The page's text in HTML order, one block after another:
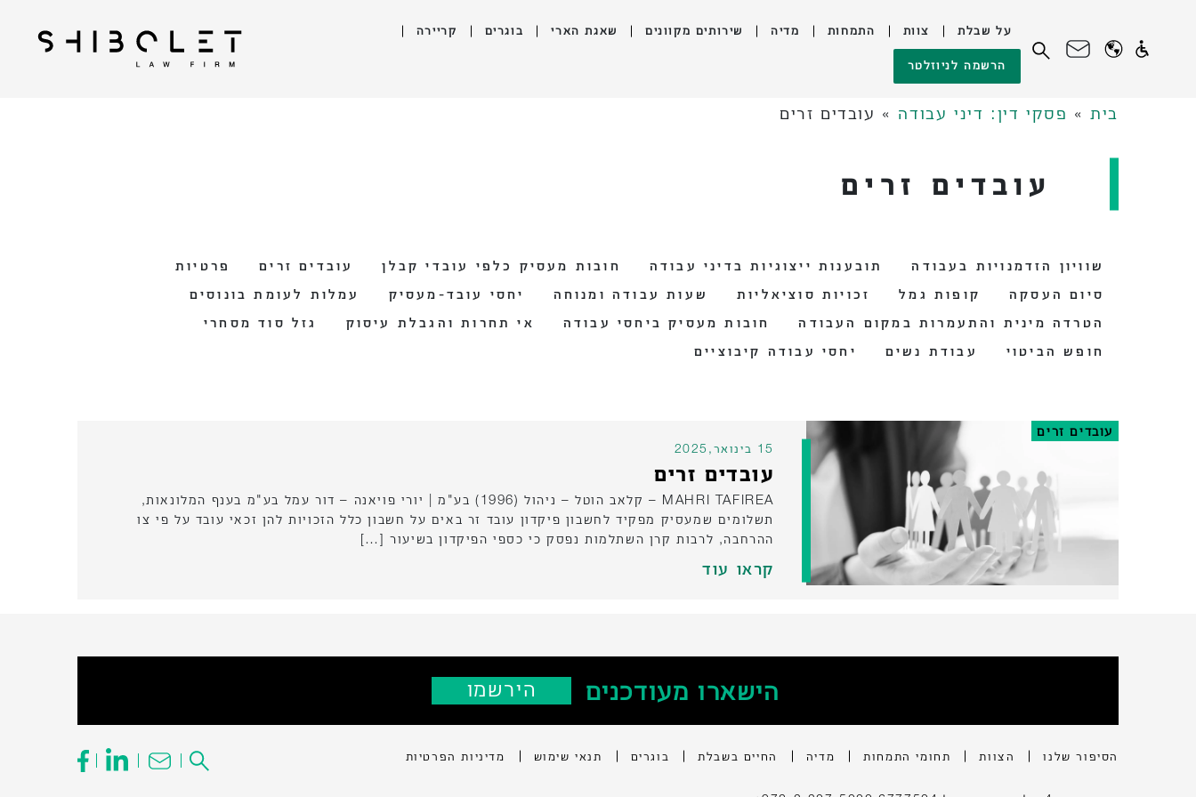
על שבלת צוות התמחות מדיה שירותים מקוונים שאגת הארי בוגרים קריירה
הרשמה לניוזלטר
בית» פסקי דין: דיני עבודה » עובדים זרים
עובדים זרים
שוויון הזדמנויות בעבודה תובענות ייצוגיות בדיני עבודה חובות מעסיק כלפי עובדי קבלן עובדים זרים
פרטיות
סיום העסקה
קופות גמל זכויות סוציאליות שעות עבודה ומנוחה יחסי עובד-מעסיק
עמלות לעומת בונוסים
הטרדה מינית והתעמרות במקום העבודה
חובות מעסיק ביחסי עבודה אי תחרות והגבלת עיסוק
גזל סוד מסחרי
חופש הביטוי
עבודת נשים יחסי עבודה קיבוציים
עובדים זרים
15 בינואר,2025
עובדים זרים
MAHRI TAFIREA – קלאב הוטל – ניהול (1996) בע"מ | יורי פויאנה – דור עמל בע"מ בענף המלונאות,
תשלומים שמעסיק מפקיד לחשבון פיקדון עובד זר באים על חשבון כלל הזכויות להן זכאי עובד על פי צו
ההרחבה, לרבות קרן השתלמות נפסק כי כספי הפיקדון בשיעור […]
קראו עוד
הישארו מעודכנים ‫הירשמו
הסיפור שלנו הצוות תחומי התמחות מדיה החיים בשבלת בוגרים תנאי שימוש מדיניות הפרטיות חיפוש: